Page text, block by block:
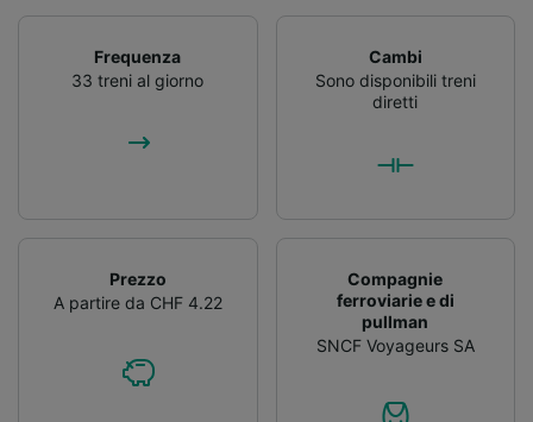
Frequenza
33 treni al giorno
Cambi
Sono disponibili treni
diretti
Prezzo
A partire da CHF 4.22
Compagnie
ferroviarie e di
pullman
SNCF Voyageurs SA